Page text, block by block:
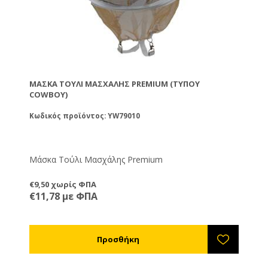
ΜΆΣΚΑ ΤΟΎΛΙ ΜΑΣΧΆΛΗΣ PREMIUM (ΤΎΠΟΥ
COWBOY)
Κωδικός προϊόντος: YW79010
Μάσκα Τούλι Μασχάλης Premium
€9,50 χωρίς ΦΠΑ
€11,78 με ΦΠΑ